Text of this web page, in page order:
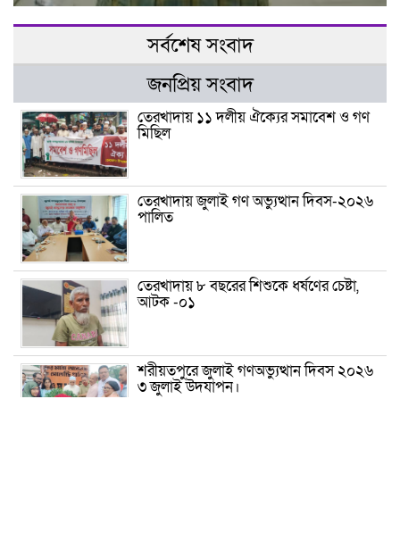
সর্বশেষ সংবাদ
জনপ্রিয় সংবাদ
তেরখাদায় ১১ দলীয় ঐক্যের সমাবেশ ও গণ
মিছিল
তেরখাদায় জুলাই গণ অভ্যুত্থান দিবস-২০২৬
পালিত
তেরখাদায় ৮ বছরের শিশুকে ধর্ষণের চেষ্টা,
আটক -০১
শরীয়তপুরে জুলাই গণঅভ্যুত্থান দিবস ২০২৬
৩ জুলাই উদযাপন।